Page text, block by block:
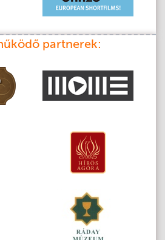
partnerek: